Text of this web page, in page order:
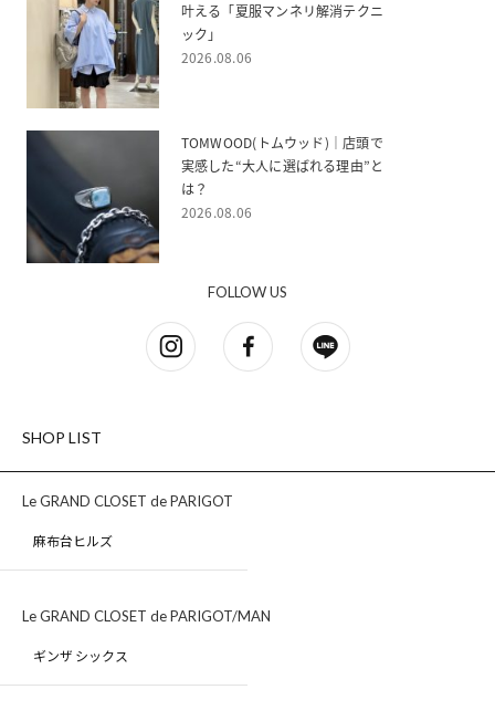
叶える「夏服マンネリ解消テクニ
ック」
2026.08.06
TOMWOOD(トムウッド)｜店頭で
実感した“大人に選ばれる理由”と
は？
2026.08.06
FOLLOW US
SHOP LIST
Le GRAND CLOSET de PARIGOT
麻布台ヒルズ
Le GRAND CLOSET de PARIGOT/MAN
ギンザ シックス